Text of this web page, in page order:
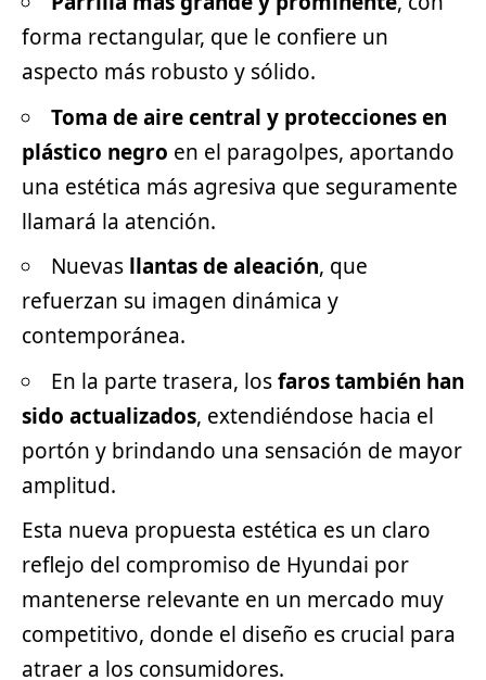
forma rectangular, que le confiere un
aspecto más robusto y sólido.
Toma de aire central y protecciones en
plástico negro en el paragolpes, aportando
una estética más agresiva que seguramente
llamará la atención.
Nuevas llantas de aleación, que
refuerzan su imagen dinámica y
contemporánea.
En la parte trasera, losfaros también han
sido actualizados, extendiéndose hacia el
portón y brindando una sensación de mayor
amplitud.
Esta nueva propuesta estética es un claro
reflejo del compromiso de Hyundai por
mantenerse relevante en un mercado muy
competitivo, donde el diseño es crucial para
atraer a los consumidores.